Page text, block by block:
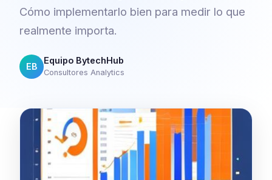
Cómo implementarlo bien para medir lo que
realmente importa.
EB
Equipo BytechHub
Consultores Analytics